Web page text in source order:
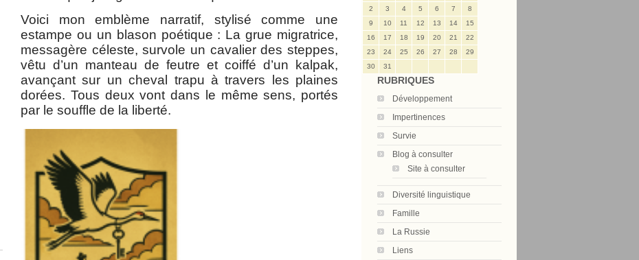
2
3 4 5 6 7
8
9
10 11 12 13 14
15
16
17 18 19 20 21
22
23
24 25 26 27 28
29
30
31
RUBRIQUES
Développement
Impertinences
Survie
Blog à consulter
Site à consulter
Diversité linguistique
Famille
La Russie
Liens
Voici mon emblème narratif, stylisé comme une
estampe ou un blason poétique : La grue migratrice,
messagère céleste, survole un cavalier des steppes,
vêtu d’un manteau de feutre et coiffé d’un kalpak,
avançant sur un cheval trapu à travers les plaines
dorées. Tous deux vont dans le même sens, portés
par le souffle de la liberté.